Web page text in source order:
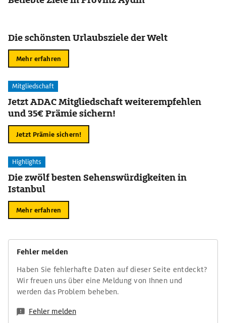
Die schönsten Urlaubsziele der Welt
Mehr erfahren
Mitgliedschaft
Jetzt ADAC Mitgliedschaft weiterempfehlen
und 35€ Prämie sichern!
Jetzt Prämie sichern!
Highlights
Die zwölf besten Sehenswürdigkeiten in
Istanbul
Mehr erfahren
Fehler melden
Haben Sie fehlerhafte Daten auf dieser Seite entdeckt?
Wir freuen uns über eine Meldung von Ihnen und
werden das Problem beheben.
Fehler melden